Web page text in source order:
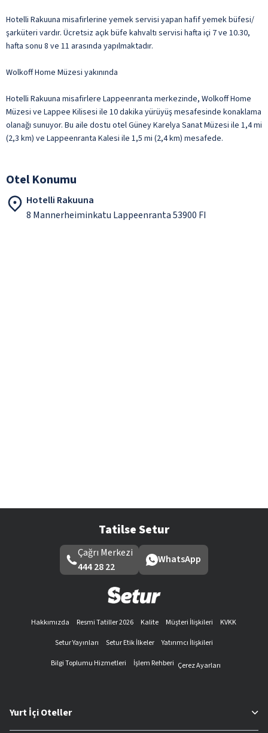
Hotelli Rakuuna misafirlerine yemek servisi yapan hafif yemek büfesi/
şarküteri vardır. Ücretsiz açık büfe kahvaltı servisi hafta içi 7 ve 10.30,
hafta sonu 8 ve 11 arasında yapılmaktadır.
Wolkoff Home Müzesi yakınında
Hotelli Rakuuna misafirlere Lappeenranta merkezinde, Wolkoff Home
Müzesi ve Lappee Kilisesi ile 10 dakika yürüyüş mesafesinde konaklama
olanağı sunuyor. Bu aile dostu otel Güney Karelya Sanat Müzesi ile 1,4 mi
(2,3 km) ve Lappeenranta Kalesi ile 1,5 mi (2,4 km) mesafede.
Otel Konumu
Hotelli Rakuuna
8 Mannerheiminkatu Lappeenranta 53900 FI
Tatilse Setur
Çağrı Merkezi
444 28 22
WhatsApp
Hakkımızda Resmi Tatiller 2026 Kalite Müşteri İlişkileri
KVKK
Setur Yayınları
Setur Etik İlkeler
Yatırımcı İlişkileri
Bilgi Toplumu Hizmetleri
İşlem Rehberi Çerez Ayarları
Yurt İçi Oteller